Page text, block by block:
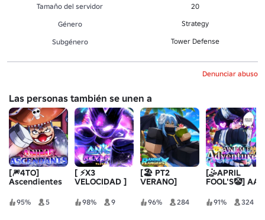
Tamaño del servidor
20
Género
Strategy
Subgénero Tower Defense
Denunciar abuso
Las personas también se unen a
[🎆4TO]
Ascendientes
de anime
95% 5
[ ⚡️X3
VELOCIDAD ]
Reversión de
anime
98% 9
[🏖️ PT2
VERANO]
96% 284
[🤹APRIL
FOOL'S🤡] AA
91% 324